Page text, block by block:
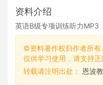
资料介绍
英语B级专项训练听力MP3
©资料著作权归作者所有
仅供学习使用，请支持正
转载请注明出处： 恩波